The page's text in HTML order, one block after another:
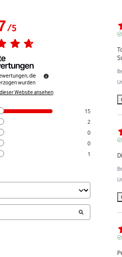
/5
die
wurden
Website ansehen
15
2
0
0
1